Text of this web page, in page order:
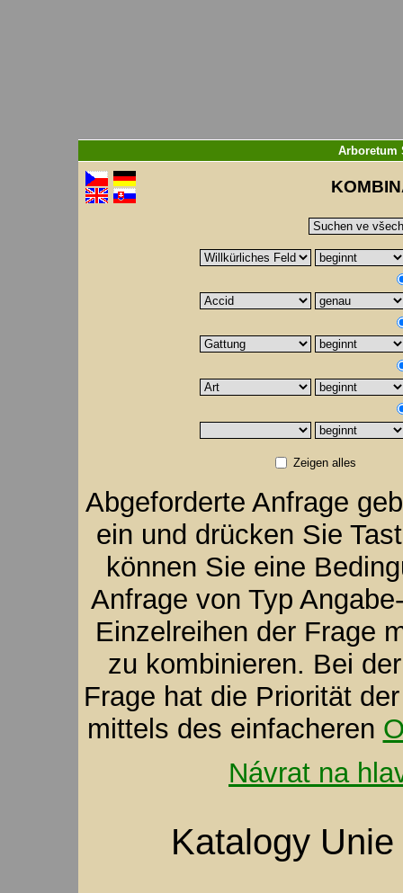
Arboretum
Zeigen alles
Abgeforderte Anfrage
ein und drücken Sie
können Sie eine
Anfrage von Typ
Einzelreihen der Frage
zu kombinieren. Bei
Frage hat die Priorität
mittels des einfacheren
Návrat na
Katalogy